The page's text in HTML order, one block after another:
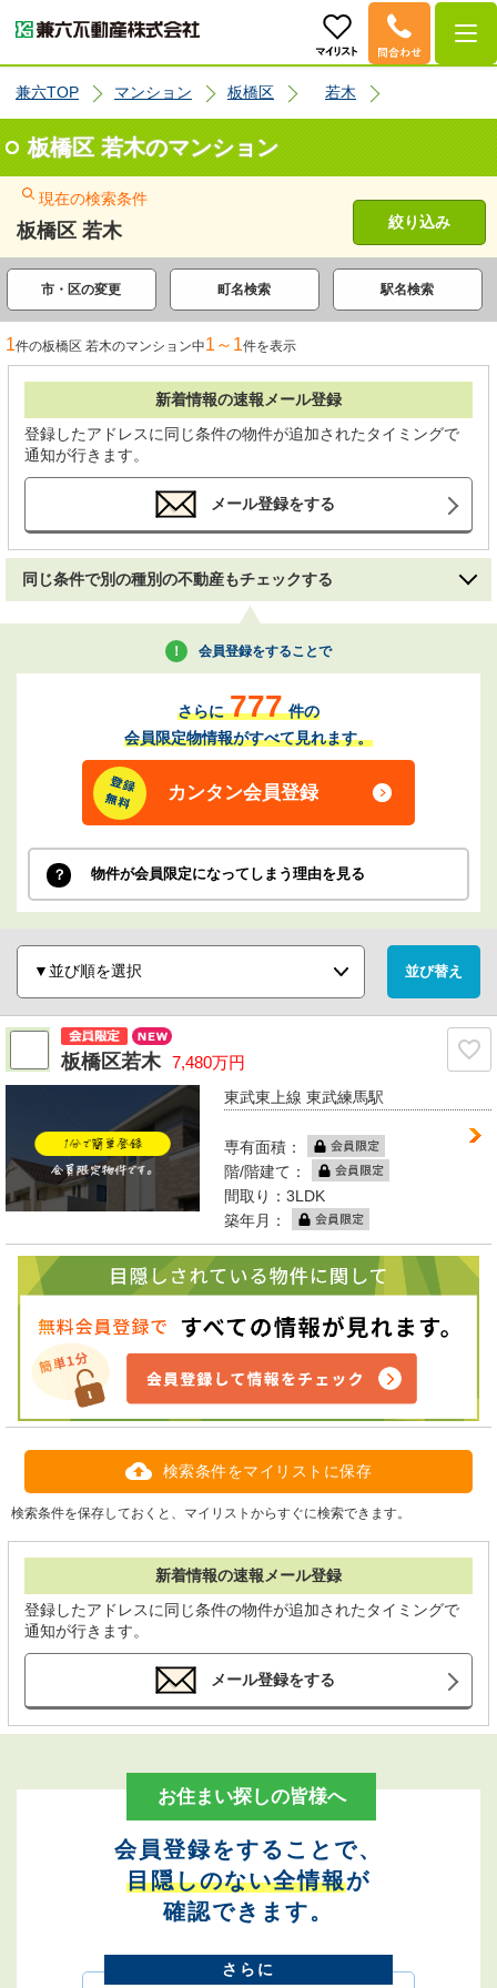
兼六TOP マンション 板橋区 若木
板橋区 若木のマンション
現在の検索条件
板橋区 若木 絞り込み
市・区の変更 町名検索 駅名検索
1件の板橋区 若木のマンション中1～1件を表示
新着情報の速報メール登録
登録したアドレスに同じ条件の物件が追加されたタイミングで
通知が行きます。
メール登録をする
同じ条件で別の種別の不動産もチェックする
会員登録をすることで
さらに 777 件の
会員限定物情報がすべて見れます。
カンタン会員登録
物件が会員限定になってしまう理由を見る
板橋区若木 7,480万円
東武東上線 東武練馬駅
専有面積：
階/階建て：
間取り：3LDK
築年月：
検索条件をマイリストに保存
検索条件を保存しておくと、マイリストからすぐに検索できます。
新着情報の速報メール登録
登録したアドレスに同じ条件の物件が追加されたタイミングで
通知が行きます。
メール登録をする
お住まい探しの皆様へ
会員登録をすることで、
目隠しのない全情報が
確認できます。
さらに